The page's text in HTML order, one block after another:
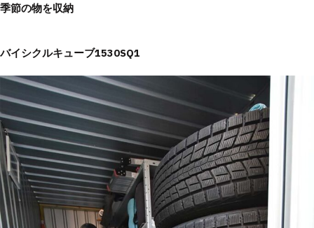
季節の物を収納
バイシクルキューブ1530SQ1